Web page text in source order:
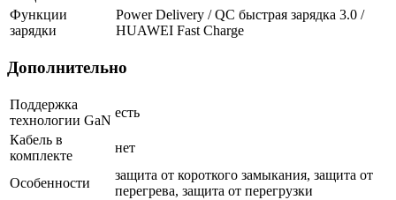
Функции
зарядки
Power Delivery / QC быстрая зарядка 3.0 /
HUAWEI Fast Charge
Дополнительно
Поддержка
технологии GaN
есть
Кабель в
комплекте
нет
Особенности
защита от короткого замыкания, защита от
перегрева, защита от перегрузки